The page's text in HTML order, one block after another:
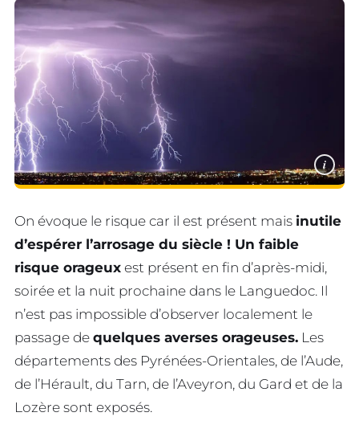
i
On évoque le risque car il est présent mais inutile
d’espérer l’arrosage du siècle ! Un faible
risque orageux est présent en fin d’après-midi,
soirée et la nuit prochaine dans le Languedoc. Il
n’est pas impossible d’observer localement le
passage de quelques averses orageuses. Les
départements des Pyrénées-Orientales, de l’Aude,
de l’Hérault, du Tarn, de l’Aveyron, du Gard et de la
Lozère sont exposés.